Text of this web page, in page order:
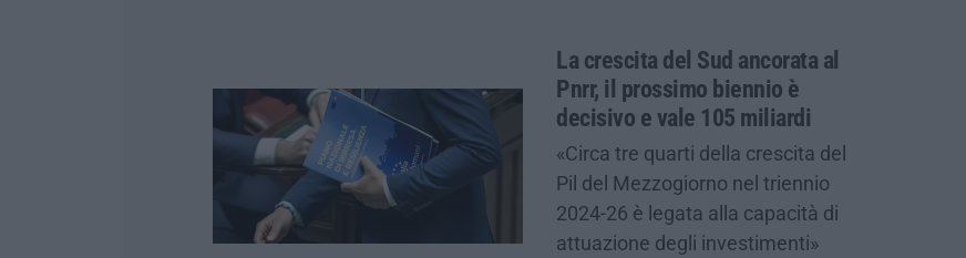
La crescita del Sud ancorata al
Pnrr, il prossimo biennio è
decisivo e vale 105 miliardi
«Circa tre quarti della crescita del
Pil del Mezzogiorno nel triennio
2024-26 è legata alla capacità di
attuazione degli investimenti»